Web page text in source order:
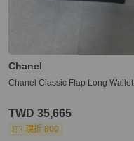
Chanel
Chanel Classic Flap Long Wallet
TWD 35,665
現折 800